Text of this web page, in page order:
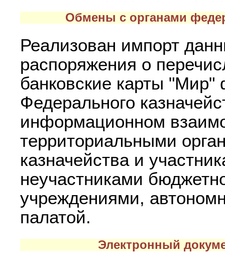
Обмены с органами
Реализован импорт
распоряжения о
банковские карты
Федерального
информационном
территориальными
казначейства и
неучастниками
учреждениями,
палатой.
Электронный